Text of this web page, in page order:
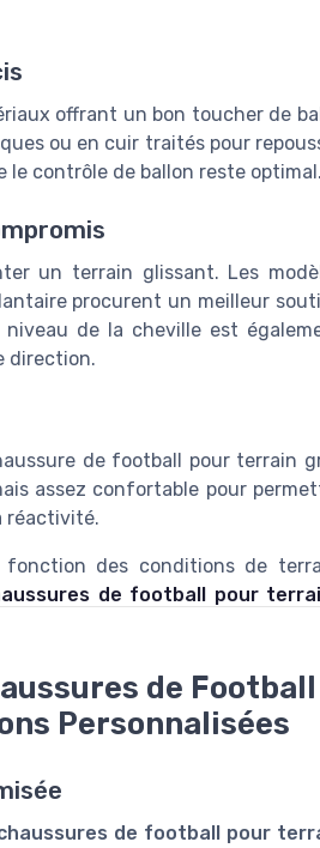
offrant un bon toucher de
ou en cuir traités pour
le contrôle de ballon reste optimal.
un terrain glissant. Les
procurent un meilleur
de la cheville est
direction.
de football pour terrain
assez confortable pour
réactivité.
des conditions de
de football pour
de Football
Personnalisées
de football pour